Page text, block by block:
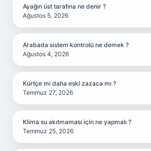
Ayağın üst tarafına ne denir ?
Ağustos 5, 2026
Arabada sistem kontrolü ne demek ?
Ağustos 4, 2026
Kürtçe mi daha eski zazaca mı ?
Temmuz 27, 2026
Klima su akıtmaması için ne yapmalı ?
Temmuz 25, 2026